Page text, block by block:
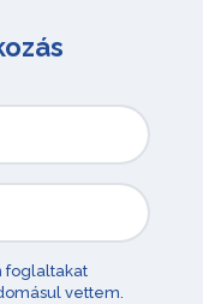
foglaltakat
vettem.